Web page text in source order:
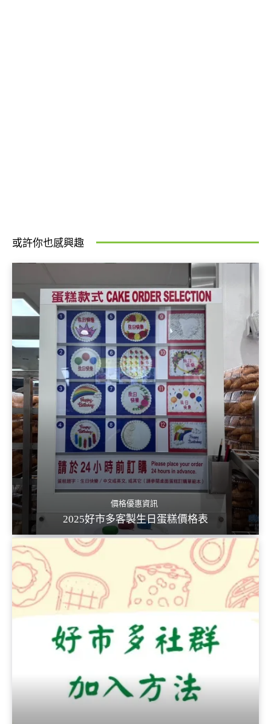
或許你也感興趣
價格優惠資訊
2025好市多客製生日蛋糕價格表